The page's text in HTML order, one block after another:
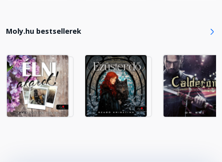
23. rész
Fejezet hossza: 00:16:21
Moly.hu bestsellerek